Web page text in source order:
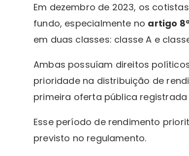
Em dezembro de 2023, os
fundo, especialmente no artigo
em duas classes: classe A e
Ambas possuíam direitos
prioridade na distribuição de
primeira oferta pública registrada
Esse período de rendimento
previsto no regulamento.